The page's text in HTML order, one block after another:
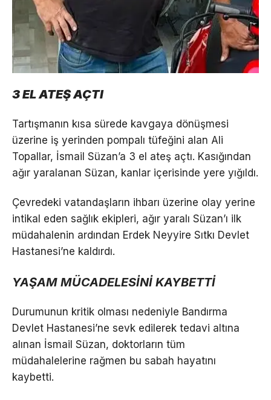
3 EL ATEŞ AÇTI
Tartışmanın kısa sürede kavgaya dönüşmesi
üzerine iş yerinden pompalı tüfeğini alan Ali
Topallar, İsmail Süzan’a 3 el ateş açtı. Kasığından
ağır yaralanan Süzan, kanlar içerisinde yere yığıldı.
Çevredeki vatandaşların ihbarı üzerine olay yerine
intikal eden sağlık ekipleri, ağır yaralı Süzan’ı ilk
müdahalenin ardından Erdek Neyyire Sıtkı Devlet
Hastanesi’ne kaldırdı.
YAŞAM MÜCADELESİNİ KAYBETTİ
Durumunun kritik olması nedeniyle Bandırma
Devlet Hastanesi’ne sevk edilerek tedavi altına
alınan İsmail Süzan, doktorların tüm
müdahalelerine rağmen bu sabah hayatını
kaybetti.